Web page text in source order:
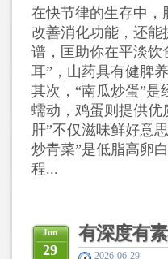
在快节律的生存中
改善消化功能，还
谱，匡助你在平淡饮
耳”，山药具有健脾
其次，“南瓜炒蛋”
蠕动，鸡蛋则提供优
肝”不仅滋味鲜好意
炒青菜”是低脂高卵
程...
有深度有
Jun
29 2026-06-29